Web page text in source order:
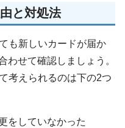
と対処法
も新しいカードが届か
わせて確認しましょう。
考えられるのは下の2つ
をしていなかった